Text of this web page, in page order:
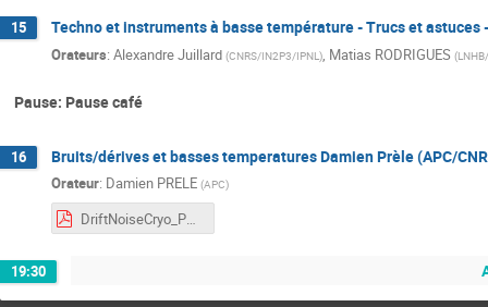
15 Techno et instruments à basse température - Trucs et
Orateurs: Alexandre Juillard (CNRS/IN2P3/IPNL ), Matias RODRIGUES (
Pause: Pause café
16 Bruits/dérives et basses temperatures Damien Prèle (APC/
Orateur: Damien PRELE (APC)
DriftNoiseCryo_PRELE_DRTBT2024.pdf
19:30